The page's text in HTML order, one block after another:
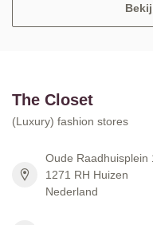
The Closet
(Luxury) fashion stores
Oude Raadhuisplein
1271 RH Huizen
Nederland